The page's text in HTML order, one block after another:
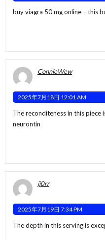
buy viagra 50 mg online –this
ConnieWew
2025年7月18日 12:01 AM
The reconditeness in this piece
neurontin
ij0rr
2025年7月19日 7:34 PM
The depth in this serving is